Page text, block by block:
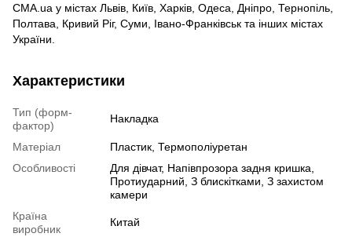
СМА.ua у містах Львів, Київ, Харків, Одеса, Дніпро, Тернопіль,
Полтава, Кривий Ріг, Суми, Івано-Франківськ та інших містах
України.
Характеристики
Тип (форм-
фактор)
Накладка
Матеріал
Пластик, Термополіуретан
Особливості
Для дівчат, Напівпрозора задня кришка,
Протиударний, З блискітками, З захистом
камери
Країна
виробник
Китай